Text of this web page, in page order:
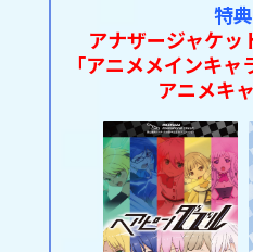
特典
アナザージャケッ
「アニメメインキ
アニメキ